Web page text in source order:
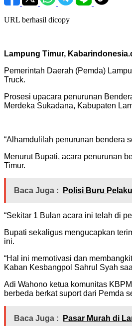
URL berhasil dicopy
Lampung Timur,
Pemerintah Daerah (Pemda)
Truck.
Prosesi upacara penurunan
Merdeka Sukadana, Kabupaten
“Alhamdulilah penurunan bendera
Menurut Bupati, acara penurunan
Timur.
Baca Juga : Polisi Buru
“Sekitar 1 Bulan acara ini telah di
Bupati sekaligus mengucapkan
ini.
“Hal ini memotivasi dan
Kaban Kesbangpol Sahrul Syah
Adi Wahono ketua komunitas
berbeda berkat suport dari Pemda
Baca Juga : Pasar Murah di